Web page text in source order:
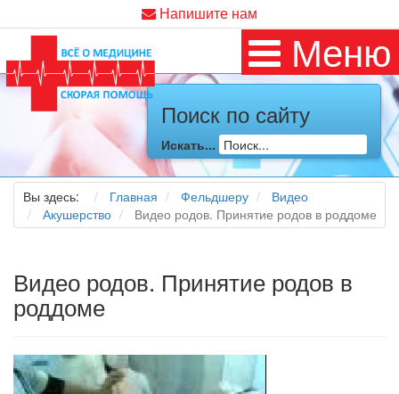
Напишите нам
Меню
Поиск по сайту
Искать...
Вы здесь: Главная Фельдшеру
Видео
Акушерство
Видео родов. Принятие родов в роддоме
Видео родов. Принятие родов в
роддоме